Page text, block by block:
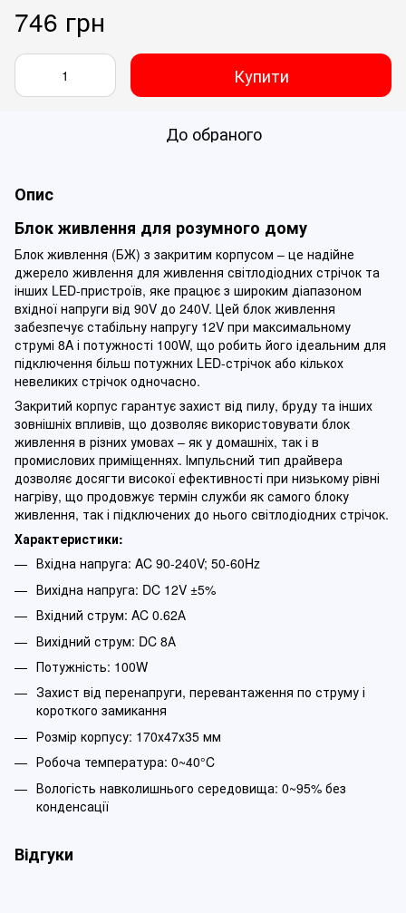
746 грн
Купити
До обраного
Опис
Блок живлення для розумного дому
Блок живлення (БЖ) з закритим корпусом – це надійне
джерело живлення для живлення світлодіодних стрічок та
інших LED-пристроїв, яке працює з широким діапазоном
вхідної напруги від 90V до 240V. Цей блок живлення
забезпечує стабільну напругу 12V при максимальному
струмі 8A і потужності 100W, що робить його ідеальним для
підключення більш потужних LED-стрічок або кількох
невеликих стрічок одночасно.
Закритий корпус гарантує захист від пилу, бруду та інших
зовнішніх впливів, що дозволяє використовувати блок
живлення в різних умовах – як у домашніх, так і в
промислових приміщеннях. Імпульсний тип драйвера
дозволяє досягти високої ефективності при низькому рівні
нагріву, що продовжує термін служби як самого блоку
живлення, так і підключених до нього світлодіодних стрічок.
Характеристики:
Вхідна напруга: AC 90-240V; 50-60Hz
Вихідна напруга: DC 12V ±5%
Вхідний струм: AC 0.62А
Вихідний струм: DC 8А
Потужність: 100W
Захист від перенапруги, перевантаження по струму і
короткого замикання
Розмір корпусу: 170х47х35 мм
Робоча температура: 0~40°C
Вологість навколишнього середовища: 0~95% без
конденсації
Відгуки